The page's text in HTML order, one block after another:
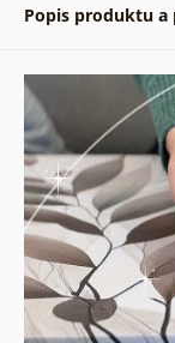
Popis produktu a